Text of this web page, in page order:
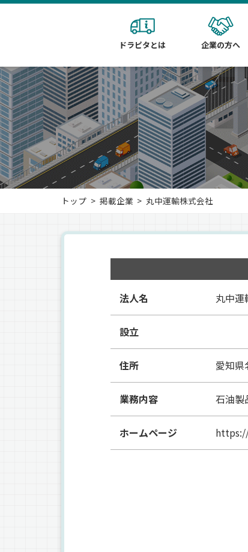
ドラピタとは 企業の方へ
トップ 掲載企業 丸中運輸株式会社
法人名
丸中運
設立
住所 愛知県
業務内容 石油製
ホームページ